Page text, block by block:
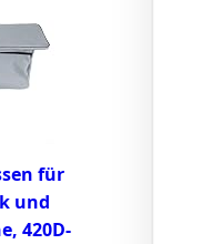
für
und
420D-